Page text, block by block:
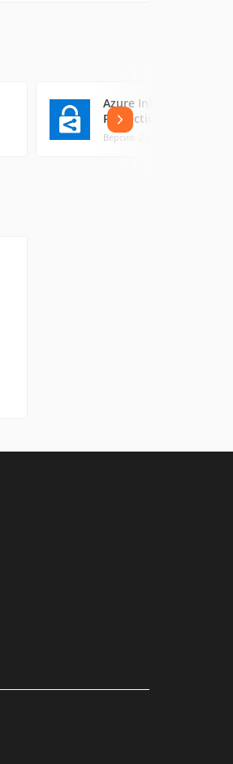
Azure Information
Protection
Версия: 2.8 (73.03 МБ)